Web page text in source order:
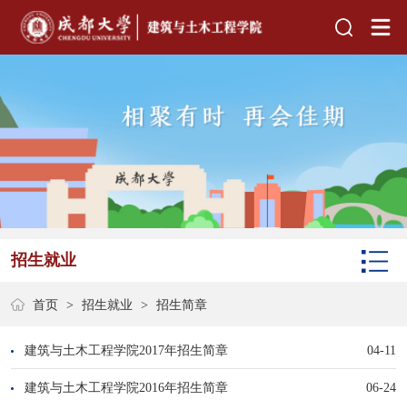
招生就业
首页 > 招生就业 > 招生简章
建筑与土木工程学院2017年招生简章 04-11
建筑与土木工程学院2016年招生简章 06-24